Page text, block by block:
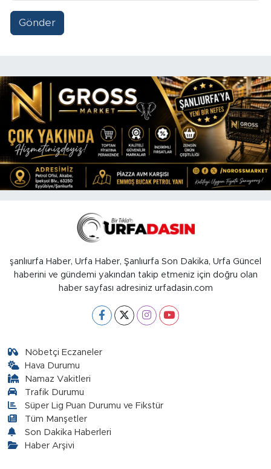
Gönder
şanlıurfa Haber, Urfa Haber, Şanlıurfa Son Dakika, Urfa Güncel
haberini ve gündemi yakından takip etmeniz için doğru olan
haber sayfası adresiniz urfadasin.com
Nöbetçi Eczaneler
Hava Durumu
Namaz Vakitleri
Trafik Durumu
Süper Lig Puan Durumu ve Fikstür
Tüm Manşetler
Son Dakika Haberleri
Haber Arşivi